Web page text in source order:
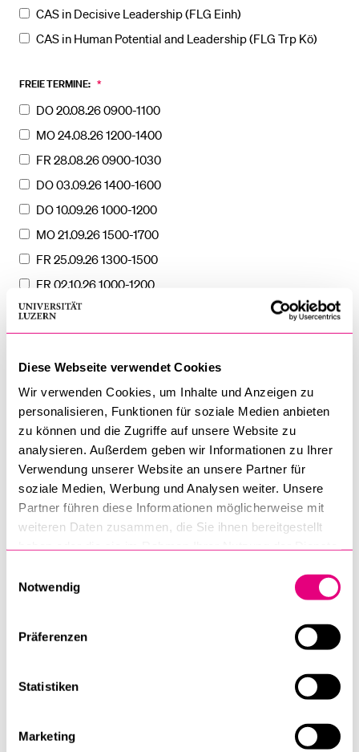
Diese Webseite verwendet Cookies
Wir verwenden Cookies, um Inhalte und Anzeigen zu
personalisieren, Funktionen für soziale Medien anbieten
zu können und die Zugriffe auf unsere Website zu
analysieren. Außerdem geben wir Informationen zu Ihrer
Verwendung unserer Website an unsere Partner für
soziale Medien, Werbung und Analysen weiter. Unsere
Partner führen diese Informationen möglicherweise mit
weiteren Daten zusammen, die Sie ihnen bereitgestellt
Notwendig
Präferenzen
Statistiken
Marketing
CAS in Decisive Leadership (FLG Einh)
CAS in Human Potential and Leadership (FLG Trp Kö)
FREIE TERMINE: *
DO 20.08.26 0900-1100
MO 24.08.26 1200-1400
FR 28.08.26 0900-1030
DO 03.09.26 1400-1600
DO 10.09.26 1000-1200
MO 21.09.26 1500-1700
FR 25.09.26 1300-1500
FR 02.10.26 1000-1200
MO 05.10.26 1500-1700
FR 09.10.26 0800-1000
Keiner der Termine passt mir
ALTERNATIVER TERMINVORSCHLAG:
BEMERKUNGEN:
SENDEN